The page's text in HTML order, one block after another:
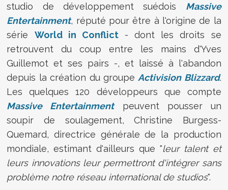
studio de développement suédois Massive
Entertainment, réputé pour être à l'origine de la
série World in Conflict- dont les droits se
retrouvent du coup entre les mains d'Yves
Guillemot et ses pairs -, et laissé à l'abandon
depuis la création du groupe Activision Blizzard.
Les quelques 120 développeurs que compte
Massive Entertainmentpeuvent pousser un
soupir de soulagement, Christine Burgess-
Quemard, directrice générale de la production
mondiale, estimant d'ailleurs que "leur talent et
leurs innovations leur permettront d'intégrer sans
problème notre réseau international de studios".